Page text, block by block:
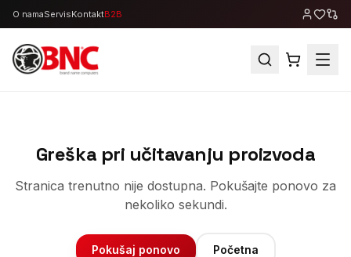
O namaServisKontaktB2B
Greška pri učitavanju proizvoda
Stranica trenutno nije dostupna. Pokušajte ponovo za
nekoliko sekundi.
Pokušaj ponovo Početna